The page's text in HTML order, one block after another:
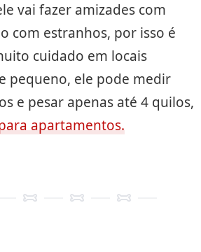
vai fazer amizades com
com estranhos, por isso é
cuidado em locais
pequeno, ele pode medir
e pesar apenas até 4 quilos,
apartamentos.